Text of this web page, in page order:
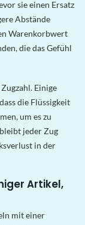
sie einen Ersatz
Abstände
Warenkorbwert
die das Gefühl
Einige
die Flüssigkeit
um es zu
bleibt jeder Zug
in der
Artikel,
mit einer